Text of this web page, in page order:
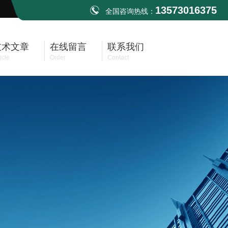
全国咨询热线： 13573016375
文章 在线留言
Order
联系我们
Contact